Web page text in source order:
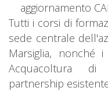
aggiornamento
Tutti i corsi di
sede centrale
Marsiglia, nonché
Acquacoltura di
partnership